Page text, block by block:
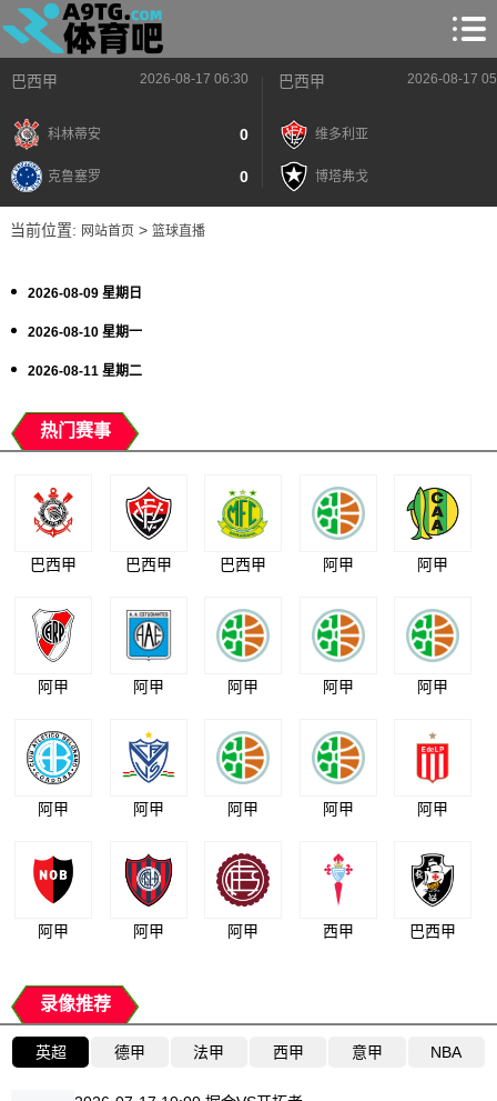
巴西甲 2026-08-17 06:30
科林蒂安 0
克鲁塞罗 0
巴西甲 2026-08-17
维多利亚
博塔弗戈
当前位置: 网站首页> 篮球直播
2026-08-09 星期日
2026-08-10 星期一
2026-08-11 星期二
热门赛事
巴西甲 巴西甲 巴西甲 阿甲 阿甲
阿甲 阿甲 阿甲 阿甲 阿甲
阿甲 阿甲 阿甲 阿甲 阿甲
阿甲 阿甲 阿甲 西甲 巴西甲
录像推荐
英超 德甲 法甲 西甲 意甲 NBA